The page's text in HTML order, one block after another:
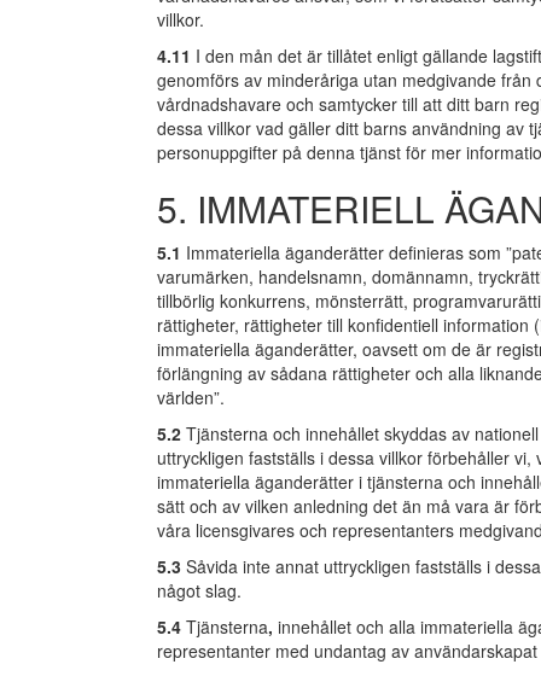
villkor.
4.11 I den mån det är tillåtet enligt gällande
genomförs av minderåriga utan medgivande
vårdnadshavare och samtycker till att ditt barn
dessa villkor vad gäller ditt barns användning av
personuppgifter på denna tjänst för mer
5. IMMATERIELL
5.1 Immateriella äganderätter definieras som
varumärken, handelsnamn, domännamn,
tillbörlig konkurrens, mönsterrätt,
rättigheter, rättigheter till konfidentiell
immateriella äganderätter, oavsett om de är
förlängning av sådana rättigheter och alla
världen”.
5.2 Tjänsterna och innehållet skyddas av
uttryckligen fastställs i dessa villkor förbehåller
immateriella äganderätter i tjänsterna och
sätt och av vilken anledning det än må vara är
våra licensgivares och representanters
5.3 Såvida inte annat uttryckligen fastställs i
något slag.
5.4 Tjänsterna, innehållet och alla immateriella
representanter med undantag av